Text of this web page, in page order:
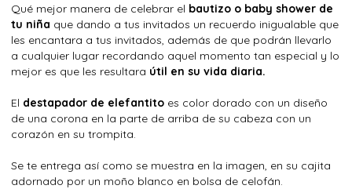
Qué mejor manera de celebrar el bautizo o baby shower de
tu niña que dando a tus invitados un recuerdo inigualable que
les encantara a tus invitados, además de que podrán llevarlo
a cualquier lugar recordando aquel momento tan especial y lo
mejor es que les resultara útil en su vida diaria.
El destapador de elefantito es color dorado con un diseño
de una corona en la parte de arriba de su cabeza con un
corazón en su trompita.
Se te entrega así como se muestra en la imagen, en su cajita
adornado por un moño blanco en bolsa de celofán.